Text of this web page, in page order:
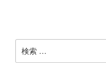
索: